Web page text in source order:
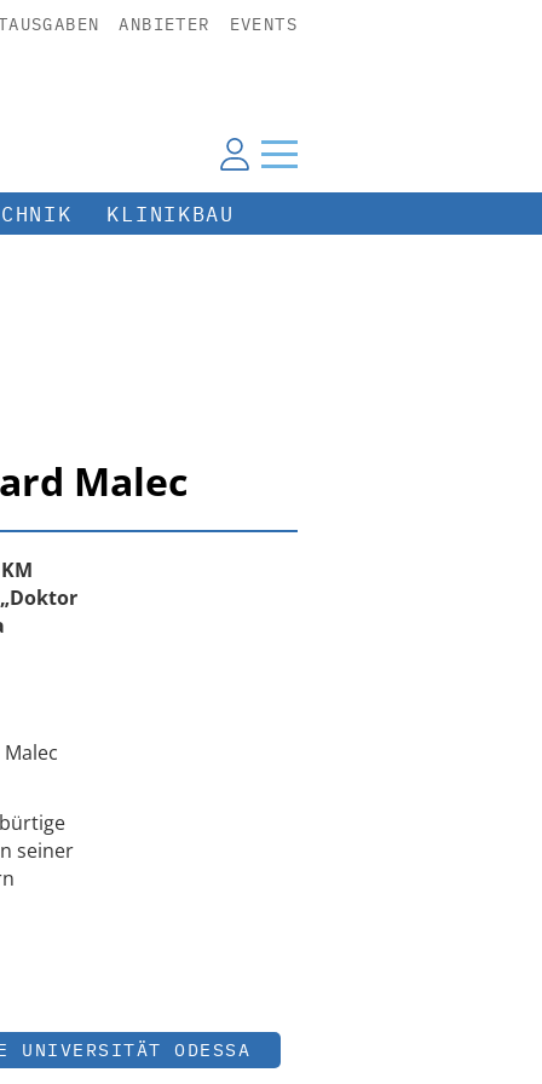
ANBIETER EVENTS
KLINIKBAU
Malec
seiner
UNIVERSITÄT ODESSA